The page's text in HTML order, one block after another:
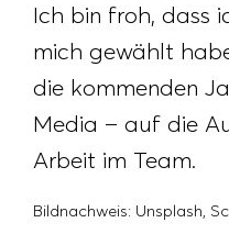
Ich bin froh, dass
mich gewählt
die kommenden
Media – auf die
Arbeit im Team.
Bildnachweis: Unsplash,